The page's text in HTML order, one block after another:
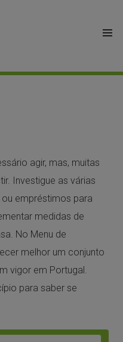
agir, mas, muitas
Investigue as várias
empréstimos para
medidas de
No Menu de
melhor um conjunto
vigor em Portugal.
para saber se